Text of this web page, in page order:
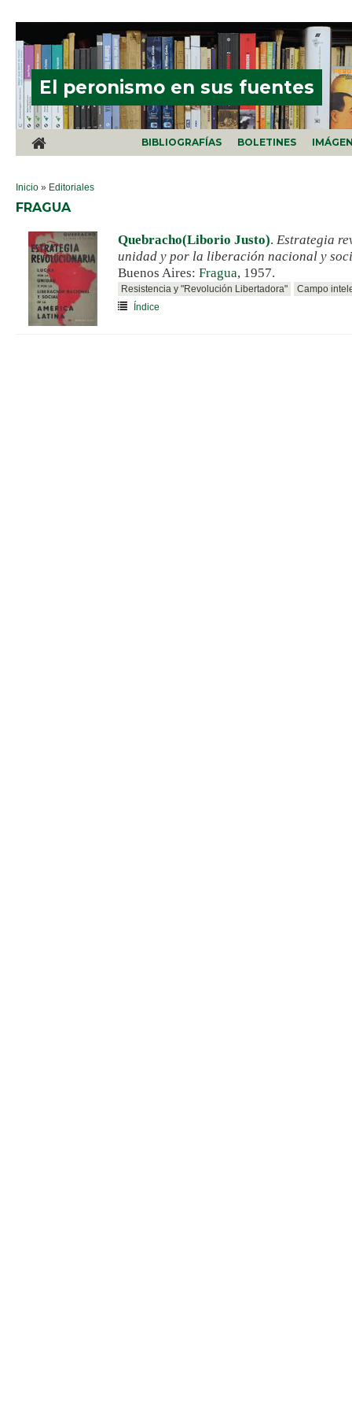
El peronismo en sus fuentes
BIBLIOGRAFÍAS BOLETINES
SE ENCUENTRA USTED AQUÍ
Inicio » Editoriales
FRAGUA
Quebracho(Liborio Justo). Estrategia
unidad y por la liberación nacional y
Buenos Aires: Fragua, 1957.
Resistencia y "Revolución Libertadora"
Campo
Índice